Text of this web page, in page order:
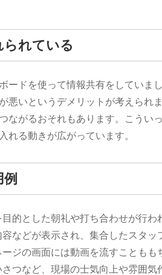
れている
ードを使って情報共有をしていま
悪いというデメリットが考えられ
ながるおそれもあります。こうい
れる動きが広がっています。
的とした朝礼や打ち合わせが行わ
などが表示され、集合したスタッ
ジの画面には動画を流すこともも
つなど、現場の士気向上や雰囲気